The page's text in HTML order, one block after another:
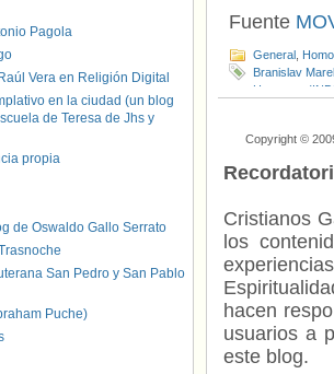
Fuente
General
Branislav
Humanos
Copyright ©
Cristianos
los
hacen
usuarios a
este blog.
Pagola
Vera en Religión Digital
en la ciudad (un blog
de Teresa de Jhs y
propia
de Oswaldo Gallo Serrato
San Pedro y San Pablo
Puche)